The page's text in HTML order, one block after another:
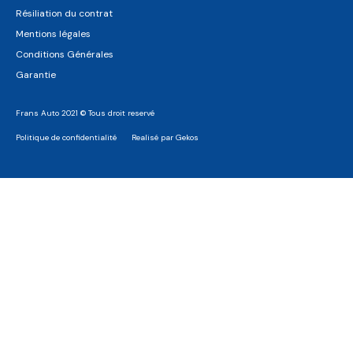
Résiliation du contrat
Mentions légales
Conditions Générales
Garantie
Frans Auto 2021 © Tous droit reservé
Politique de confidentialité Realisé par Gekos